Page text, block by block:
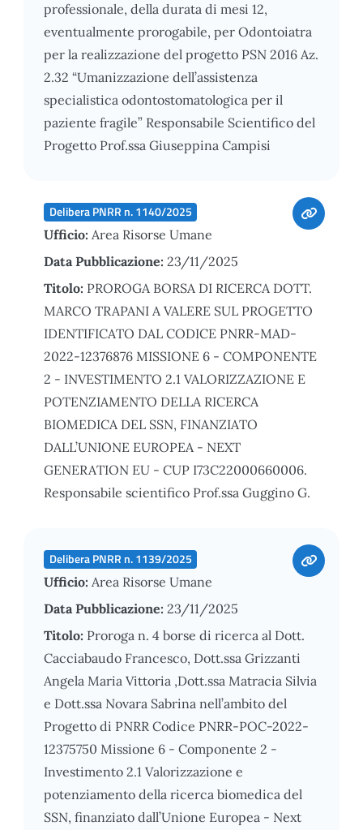
professionale, della durata di mesi 12,
eventualmente prorogabile, per Odontoiatra
per la realizzazione del progetto PSN 2016 Az.
2.32 “Umanizzazione dell’assistenza
specialistica odontostomatologica per il
paziente fragile” Responsabile Scientifico del
Progetto Prof.ssa Giuseppina Campisi
Delibera PNRR n. 1140/2025
Ufficio: Area Risorse Umane
Data Pubblicazione: 23/11/2025
Titolo: PROROGA BORSA DI RICERCA DOTT.
MARCO TRAPANI A VALERE SUL PROGETTO
IDENTIFICATO DAL CODICE PNRR-MAD-
2022-12376876 MISSIONE 6 - COMPONENTE
2 - INVESTIMENTO 2.1 VALORIZZAZIONE E
POTENZIAMENTO DELLA RICERCA
BIOMEDICA DEL SSN, FINANZIATO
DALL’UNIONE EUROPEA - NEXT
GENERATION EU - CUP I73C22000660006.
Responsabile scientifico Prof.ssa Guggino G.
Delibera PNRR n. 1139/2025
Ufficio: Area Risorse Umane
Data Pubblicazione: 23/11/2025
Titolo: Proroga n. 4 borse di ricerca al Dott.
Cacciabaudo Francesco, Dott.ssa Grizzanti
Angela Maria Vittoria ,Dott.ssa Matracia Silvia
e Dott.ssa Novara Sabrina nell’ambito del
Progetto di PNRR Codice PNRR-POC-2022-
12375750 Missione 6 - Componente 2 -
Investimento 2.1 Valorizzazione e
potenziamento della ricerca biomedica del
SSN, finanziato dall’Unione Europea - Next